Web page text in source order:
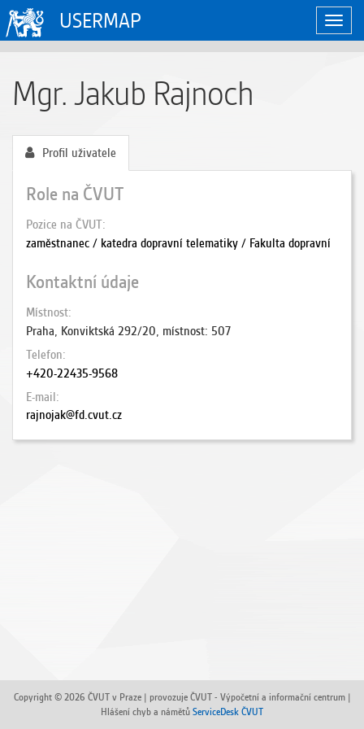
USERMAP
Mgr. Jakub Rajnoch
Profil uživatele
Role na ČVUT
Pozice na ČVUT
zaměstnanec / katedra dopravní telematiky / Fakulta dopravní
Kontaktní údaje
Místnost
Praha, Konviktská 292/20, místnost: 507
Telefon
+420-22435-9568
E-mail
rajnojak@fd.cvut.cz
Copyright © 2026 ČVUT v Praze | provozuje ČVUT - Výpočetní a informační centrum |
Hlášení chyb a námětů ServiceDesk ČVUT